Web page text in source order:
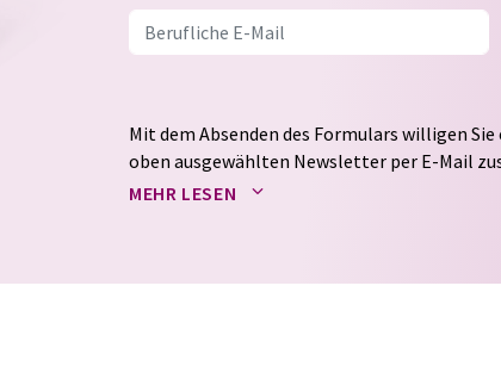
Mit dem Absenden des Formulars willigen Sie
oben ausgewählten Newsletter per E-Mail
weitergegeben. Die Speicherung und
MEHR LESEN